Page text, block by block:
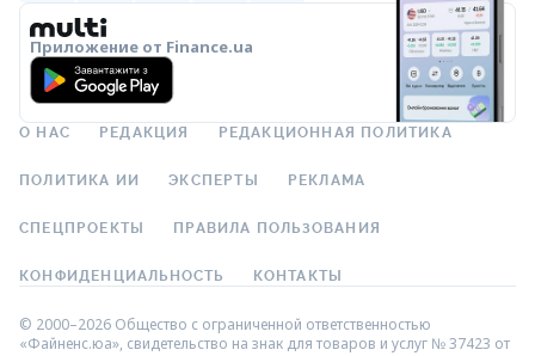
Приложение от Finance.ua
О НАС РЕДАКЦИЯ РЕДАКЦИОННАЯ ПОЛИТИКА
ПОЛИТИКА ИИ ЭКСПЕРТЫ РЕКЛАМА
СПЕЦПРОЕКТЫ ПРАВИЛА ПОЛЬЗОВАНИЯ
КОНФИДЕНЦИАЛЬНОСТЬ КОНТАКТЫ
© 2000–2026 Общество с ограниченной ответственностью
«Файненс.юа», свидетельство на знак для товаров и услуг № 37423 от